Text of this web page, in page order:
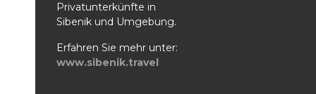
Privatunterkünfte in
Sibenik und Umgebung.
Erfahren Sie mehr unter:
www.sibenik.travel